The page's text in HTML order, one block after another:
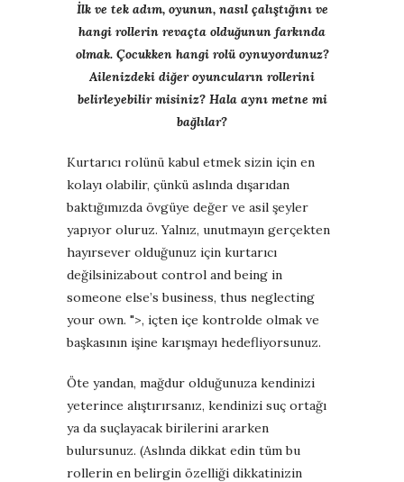
İlk ve tek adım, oyunun, nasıl çalıştığını ve
hangi rollerin revaçta olduğunun farkında
olmak. Çocukken hangi rolü oynuyordunuz?
Ailenizdeki diğer oyuncuların rollerini
belirleyebilir misiniz? Hala aynı metne mi
bağlılar?
Kurtarıcı rolünü kabul etmek sizin için en
kolayı olabilir, çünkü aslında dışarıdan
baktığımızda övgüye değer ve asil şeyler
yapıyor oluruz. Yalnız, unutmayın gerçekten
hayırsever olduğunuz için kurtarıcı
değilsinizabout control and being in
someone else’s business, thus neglecting
your own. ">, içten içe kontrolde olmak ve
başkasının işine karışmayı hedefliyorsunuz.
Öte yandan, mağdur olduğunuza kendinizi
yeterince alıştırırsanız, kendinizi suç ortağı
ya da suçlayacak birilerini ararken
bulursunuz. (Aslında dikkat edin tüm bu
rollerin en belirgin özelliği dikkatinizin